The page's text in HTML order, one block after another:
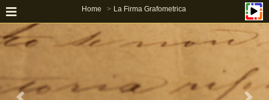
Home La Firma Grafometrica